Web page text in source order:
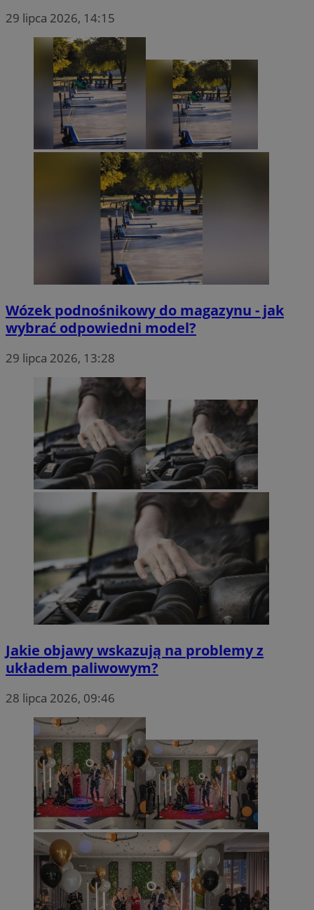
29 lipca 2026, 14:15
Wózek podnośnikowy do magazynu - jak
wybrać odpowiedni model?
29 lipca 2026, 13:28
Jakie objawy wskazują na problemy z
układem paliwowym?
28 lipca 2026, 09:46